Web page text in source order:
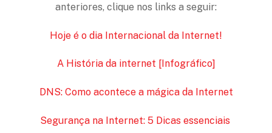
anteriores, clique nos links a seguir:
Hoje é o dia Internacional da Internet!
A História da internet [Infográfico]
DNS: Como acontece a mágica da Internet
Segurança na Internet: 5 Dicas essenciais